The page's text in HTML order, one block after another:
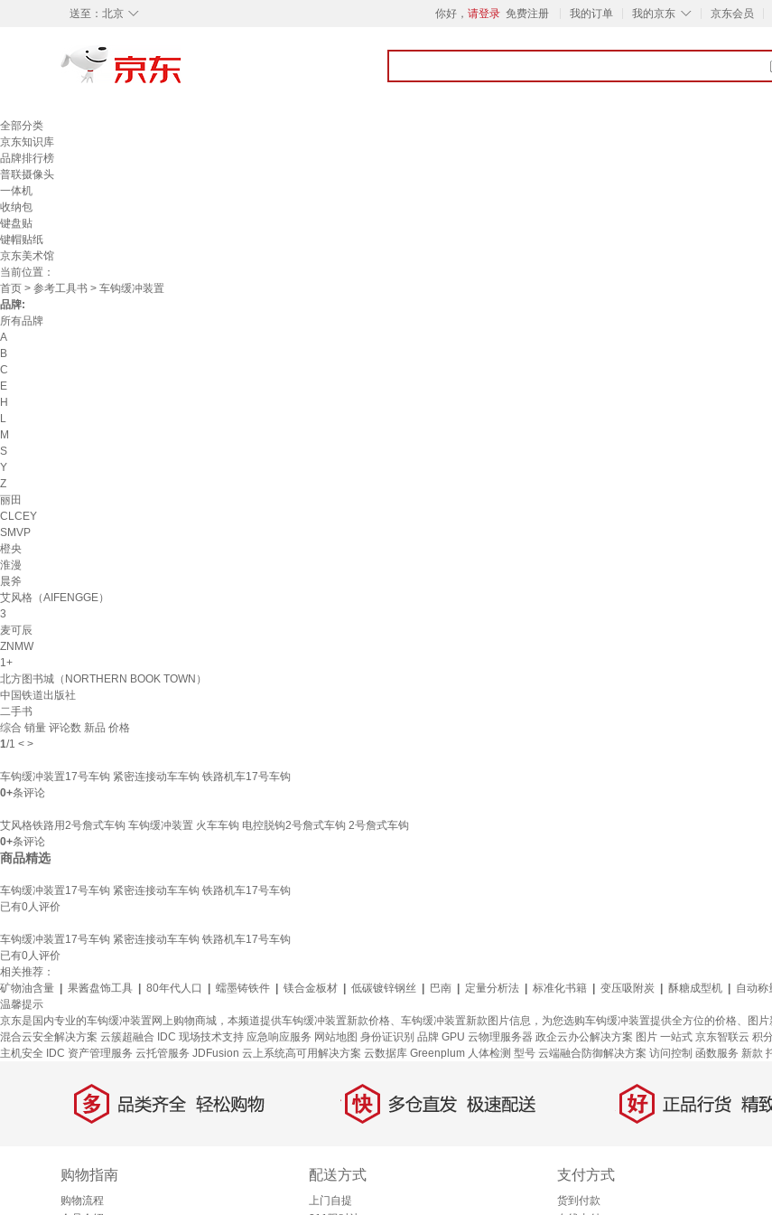
◇
送至： 北京 你好， 请登录 免费注册 我的订单 ◇
我的京东 京东会员
全部分类
京东知识库
品牌排行榜
普联摄像头
一体机
收纳包
键盘贴
键帽贴纸
京东美术馆
当前位置：
首页 > 参考工具书 > 车钩缓冲装置
品牌:
所有品牌
A
B
C
E
H
L
M
S
Y
Z
丽田
CLCEY
SMVP
橙央
淮漫
晨斧
艾风格（AIFENGGE）
3
麦可辰
ZNMW
1+
北方图书城（NORTHERN BOOK TOWN）
中国铁道出版社
二手书
综合 销量 评论数 新品 价格
1/1 < >
车钩缓冲装置17号车钩 紧密连接动车车钩 铁路机车17号车钩
0+条评论
艾风格铁路用2号詹式车钩 车钩缓冲装置 火车车钩 电控脱钩2号詹式车钩 2号詹式车钩
0+条评论
商品精选
车钩缓冲装置17号车钩 紧密连接动车车钩 铁路机车17号车钩
已有0人评价
车钩缓冲装置17号车钩 紧密连接动车车钩 铁路机车17号车钩
已有0人评价
相关推荐：
矿物油含量
果酱盘饰工具 80年代人口 蠕墨铸铁件 镁合金板材 低碳镀锌钢丝 巴南 定量分析法 标准化书籍 变压吸附炭 酥糖成型机
自动称
温馨提示
京东是国内专业的车钩缓冲装置网上购物商城，本频道提供车钩缓冲装置新款价格、车钩缓冲装置新款图片信息，为您选购车钩缓冲装置提供全方位的价格、图片
混合云安全解决方案 云簇超融合 IDC 现场技术支持 应急响应服务 网站地图 身份证识别 品牌 GPU 云物理服务器 政企云办公解决方案 图片 一站式 京东智联云 积
主机安全
IDC 资产管理服务 云托管服务 JDFusion 云上系统高可用解决方案 云数据库 Greenplum 人体检测 型号 云端融合防御解决方案 访问控制 函数服务 新款
多 品类齐全，轻松购物 快 多仓直发，极速配送 好 正品行货，精致
购物指南
购物流程
配送方式
上门自提
支付方式
货到付款